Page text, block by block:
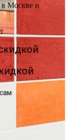
Москве и